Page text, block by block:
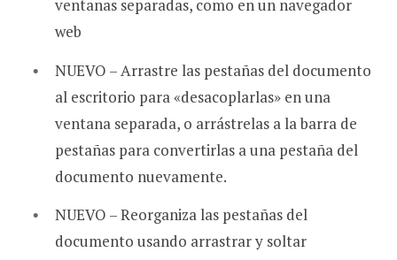
ventanas separadas, como en un navegador
web
NUEVO – Arrastre las pestañas del documento
al escritorio para «desacoplarlas» en una
ventana separada, o arrástrelas a la barra de
pestañas para convertirlas a una pestaña del
documento nuevamente.
NUEVO – Reorganiza las pestañas del
documento usando arrastrar y soltar